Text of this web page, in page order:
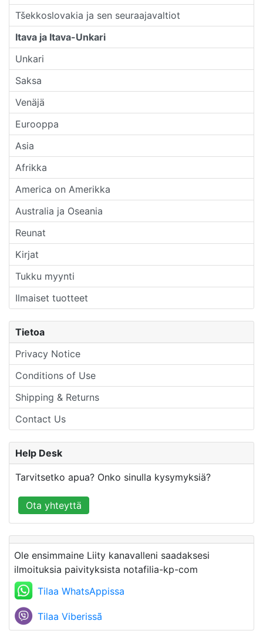
Tšekkoslovakia ja sen seuraajavaltiot
Itava ja Itava-Unkari
Unkari
Saksa
Venäjä
Eurooppa
Asia
Afrikka
America on Amerikka
Australia ja Oseania
Reunat
Kirjat
Tukku myynti
Ilmaiset tuotteet
Tietoa
Privacy Notice
Conditions of Use
Shipping & Returns
Contact Us
Help Desk
Tarvitsetko apua? Onko sinulla kysymyksiä?
Ota yhteyttä
Ole ensimmaine Liity kanavalleni saadaksesi
ilmoituksia paivityksista notafilia-kp-com
Tilaa WhatsAppissa
Tilaa Viberissã